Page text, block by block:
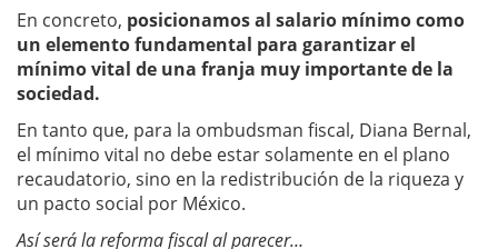
En concreto, posicionamos al salario mínimo como
un elemento fundamental para garantizar el
mínimo vital de una franja muy importante de la
sociedad.
En tanto que, para la ombudsman fiscal, Diana Bernal,
el mínimo vital no debe estar solamente en el plano
recaudatorio, sino en la redistribución de la riqueza y
un pacto social por México.
Así será la reforma fiscal al parecer…